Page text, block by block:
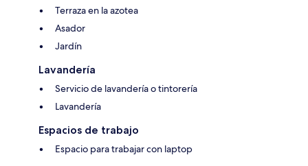
Terraza en la azotea
Asador
Jardín
Lavandería
Servicio de lavandería o tintorería
Lavandería
Espacios de trabajo
Espacio para trabajar con laptop